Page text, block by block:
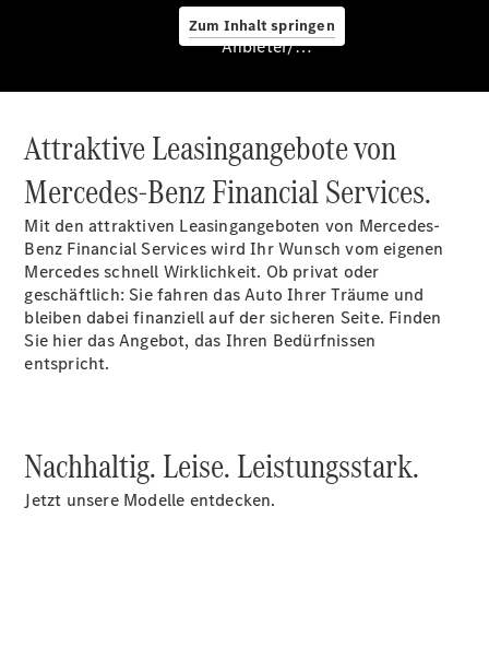
Zum Inhalt springen
Service &
Zubehör
Servicetermin
buchen
Digitale
Extras
Ladelösungen
Unterwegs
Reifen
Wartung,
Reparatur
Anbieter/Datenschutz
Attraktive Leasingangebote von
Mercedes-Benz Financial Services.
Mit den attraktiven Leasingangeboten von Mercedes-
Benz Financial Services wird Ihr Wunsch vom eigenen
Mercedes schnell Wirklichkeit. Ob privat oder
geschäftlich: Sie fahren das Auto Ihrer Träume und
bleiben dabei finanziell auf der sicheren Seite. Finden
Sie hier das Angebot, das Ihren Bedürfnissen
entspricht.
Nachhaltig. Leise. Leistungsstark.
Jetzt unsere Modelle entdecken.